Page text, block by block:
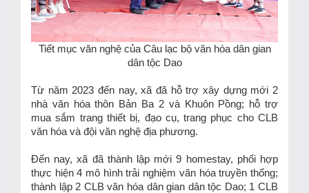
Tiết mục văn nghệ của Câu lạc bộ văn hóa dân gian
dân tộc Dao
Từ năm 2023 đến nay, xã đã hỗ trợ xây dựng mới 2
nhà văn hóa thôn Bản Ba 2 và Khuôn Pồng; hỗ trợ
mua sắm trang thiết bị, đạo cụ, trang phục cho CLB
văn hóa và đội văn nghệ địa phương.
Đến nay, xã đã thành lập mới 9 homestay, phối hợp
thực hiện 4 mô hình trải nghiệm văn hóa truyền thống;
thành lập 2 CLB văn hóa dân gian dân tộc Dao; 1 CLB